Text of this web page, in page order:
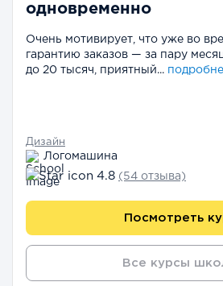
одновременно
Очень мотивирует, что уже во
гарантию заказов — за пару
до 20 тысяч, приятный...
Дизайн
Логомашина
4.8 (54 отзыва)
Посмотреть
Все курсы